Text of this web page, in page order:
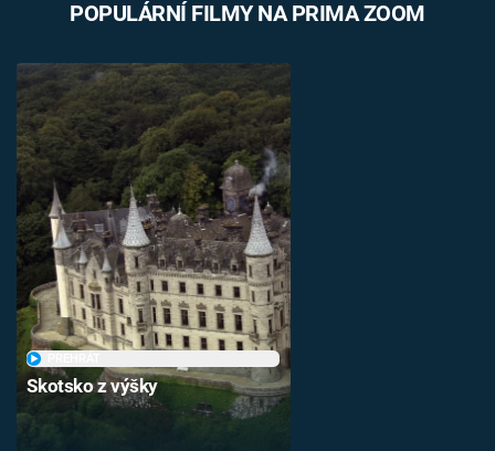
POPULÁRNÍ FILMY NA PRIMA ZOOM
Skotsko z výšky